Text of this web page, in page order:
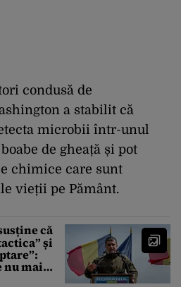
condusă de
a stabilit că
microbii într-unul
de gheață și pot
chimice care sunt
vieții pe Pământ.
că
și
nu mai